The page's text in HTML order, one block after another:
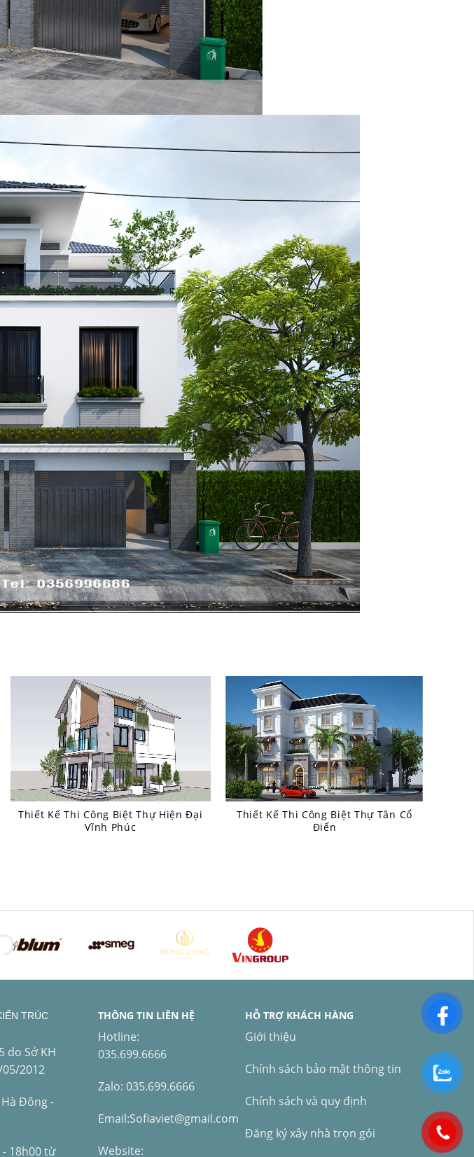
Thiết Kế Thi Công Biệt Thự Hiện Đại
Vĩnh Phúc
Thiết Kế Thi Công Biệt Thự Tân Cổ
Điển
TRÚC
do Sở KH
2012
Hà Đông -
18h00 từ
THÔNG TIN LIÊN HỆ
Hotline:
035.699.6666
Zalo: 035.699.6666
Email:Sofiaviet@gmail.com
Website:
HỖ TRỢ KHÁCH HÀNG
Giới thiệu
Chính sách bảo mật thông tin
Chính sách và quy định
Đăng ký xây nhà trọn gói